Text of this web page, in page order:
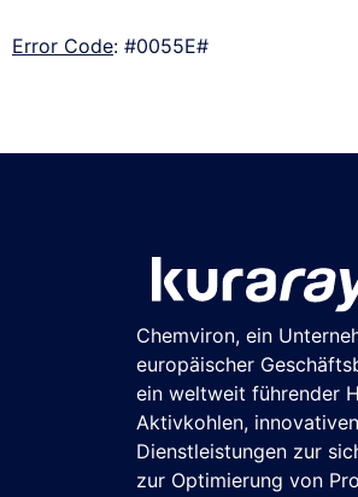
Error Code: #0055E#
Chemviron, ein
europäischer
ein weltweit führender
Aktivkohlen,
Dienstleistungen zur
zur Optimierung von